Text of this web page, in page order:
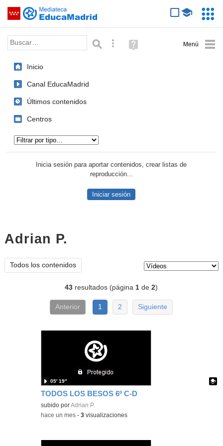
Saltar navegación
Palabra o frase: Búsqueda avanzada
Ayuda
(en
Inicio
Canal EducaMadrid
Últimos contenidos
Centros
Inicia sesión para aportar contenidos, crear listas de
reproducción...
Iniciar sesión
Adrian P.
Todos los contenidos
43 resultados (página1 de2)
Anterior 1 2 Siguiente
TODOS LOS BESOS 6º C-D
Contenido educativo.
subido porAdrian P.
05′ 19″
-hace un mes -3 visualizaciones